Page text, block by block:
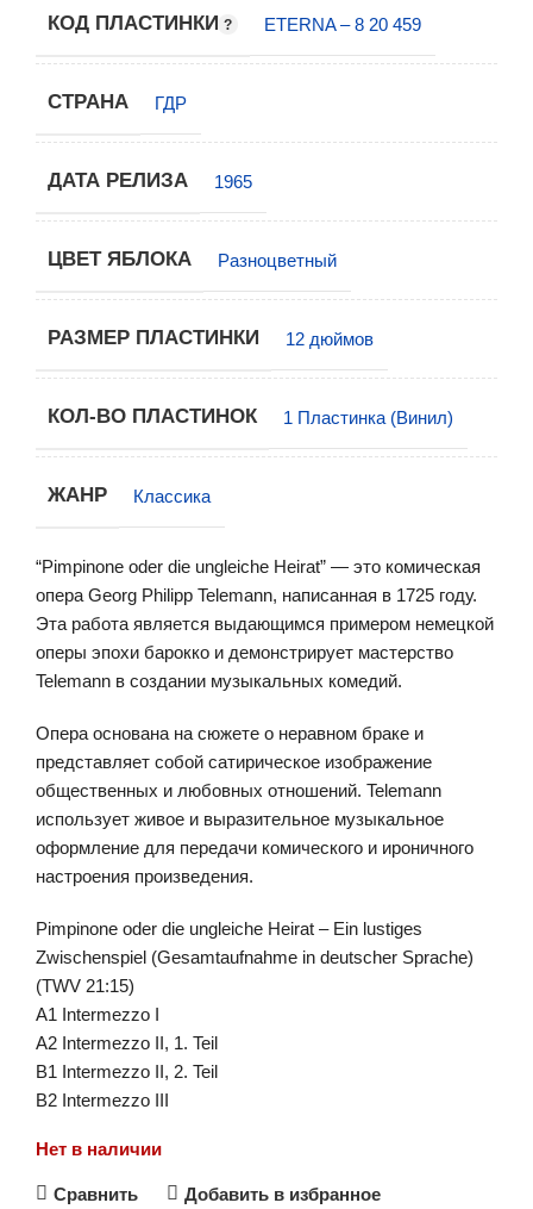
КОД ПЛАСТИНКИ ETERNA – 8 20 459
СТРАНА ГДР
ДАТА РЕЛИЗА 1965
ЦВЕТ ЯБЛОКА Разноцветный
РАЗМЕР ПЛАСТИНКИ 12 дюймов
КОЛ-ВО ПЛАСТИНОК 1 Пластинка (Винил)
ЖАНР Классика
“Pimpinone oder die ungleiche Heirat” — это комическая
опера Georg Philipp Telemann, написанная в 1725 году.
Эта работа является выдающимся примером немецкой
оперы эпохи барокко и демонстрирует мастерство
Telemann в создании музыкальных комедий.
Опера основана на сюжете о неравном браке и
представляет собой сатирическое изображение
общественных и любовных отношений. Telemann
использует живое и выразительное музыкальное
оформление для передачи комического и ироничного
настроения произведения.
Pimpinone oder die ungleiche Heirat – Ein lustiges
Zwischenspiel (Gesamtaufnahme in deutscher Sprache)
(TWV 21:15)
A1 Intermezzo I
A2 Intermezzo II, 1. Teil
B1 Intermezzo II, 2. Teil
B2 Intermezzo III
Нет в наличии
Сравнить Добавить в избранное